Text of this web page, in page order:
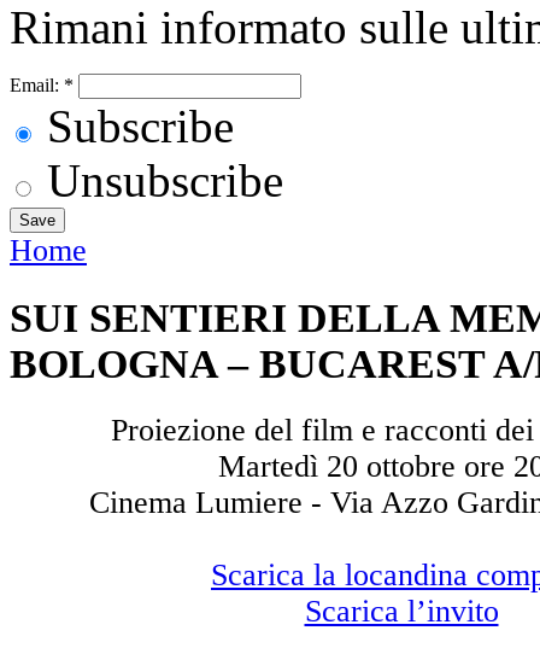
Rimani informato sulle
Email: *
Subscribe
Unsubscribe
Home
SUI SENTIERI DELLA
BOLOGNA – BUCAREST
Proiezione del film e racconti
Martedì 20 ottobre ore
Cinema Lumiere - Via Azzo
Scarica la locandina
Scarica l’invito